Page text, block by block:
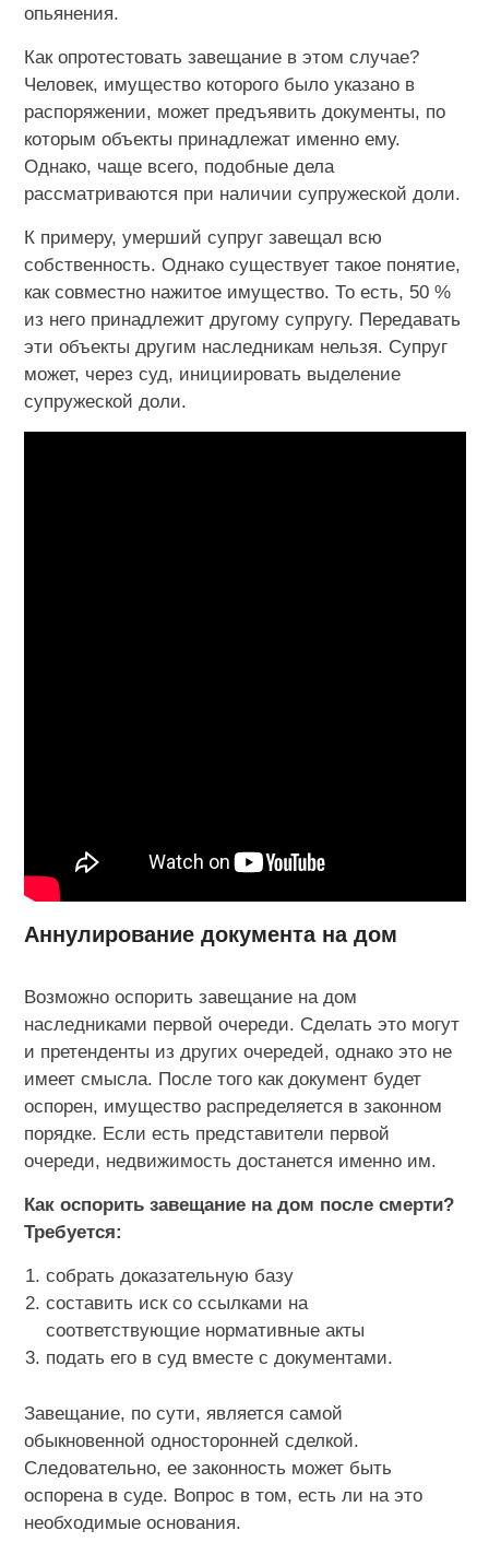
опьянения.
Как опротестовать завещание в этом случае?
Человек, имущество которого было указано в
распоряжении, может предъявить документы, по
которым объекты принадлежат именно ему.
Однако, чаще всего, подобные дела
рассматриваются при наличии супружеской доли.
К примеру, умерший супруг завещал всю
собственность. Однако существует такое понятие,
как совместно нажитое имущество. То есть, 50 %
из него принадлежит другому супругу. Передавать
эти объекты другим наследникам нельзя. Супруг
может, через суд, инициировать выделение
супружеской доли.
Аннулирование документа на дом
Возможно оспорить завещание на дом
наследниками первой очереди. Сделать это могут
и претенденты из других очередей, однако это не
имеет смысла. После того как документ будет
оспорен, имущество распределяется в законном
порядке. Если есть представители первой
очереди, недвижимость достанется именно им.
Как оспорить завещание на дом после смерти?
Требуется:
собрать доказательную базу
составить иск со ссылками на
соответствующие нормативные акты
подать его в суд вместе с документами.
Завещание, по сути, является самой
обыкновенной односторонней сделкой.
Следовательно, ее законность может быть
оспорена в суде. Вопрос в том, есть ли на это
необходимые основания.